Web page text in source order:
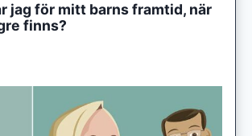
jag för mitt barns framtid, när
finns?